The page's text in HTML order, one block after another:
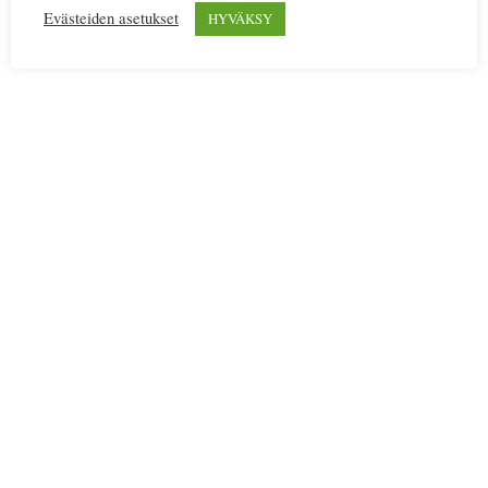
Evästeiden asetukset
HYVÄKSY